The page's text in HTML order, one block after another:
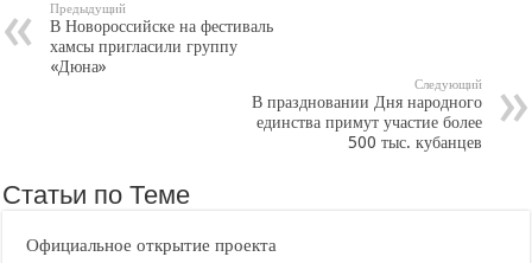
Предыдущий
В Новороссийске на фестиваль
хамсы пригласили группу
«Дюна»
Следующий
В праздновании Дня народного
единства примут участие более
500 тыс. кубанцев
Статьи по Теме
Официальное открытие проекта